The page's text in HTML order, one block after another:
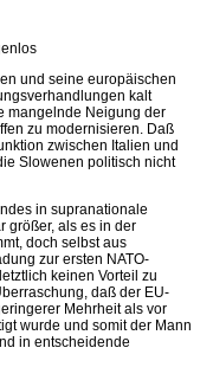
und seine europäischen
kalt
mangelnde Neigung der
zu modernisieren. Daß
zwischen Italien und
Slowenen politisch nicht
in supranationale
größer, als es in der
doch selbst aus
zur ersten NATO-
keinen Vorteil zu
daß der EU-
Mehrheit als vor
wurde und somit der Mann
in entscheidende